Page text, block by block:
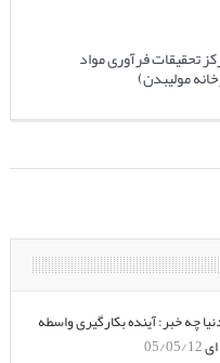
تحقیقات فرآوری مواد
مولیبدن)
چه خبر: آینده بکارگیری واسطه
05/05/12